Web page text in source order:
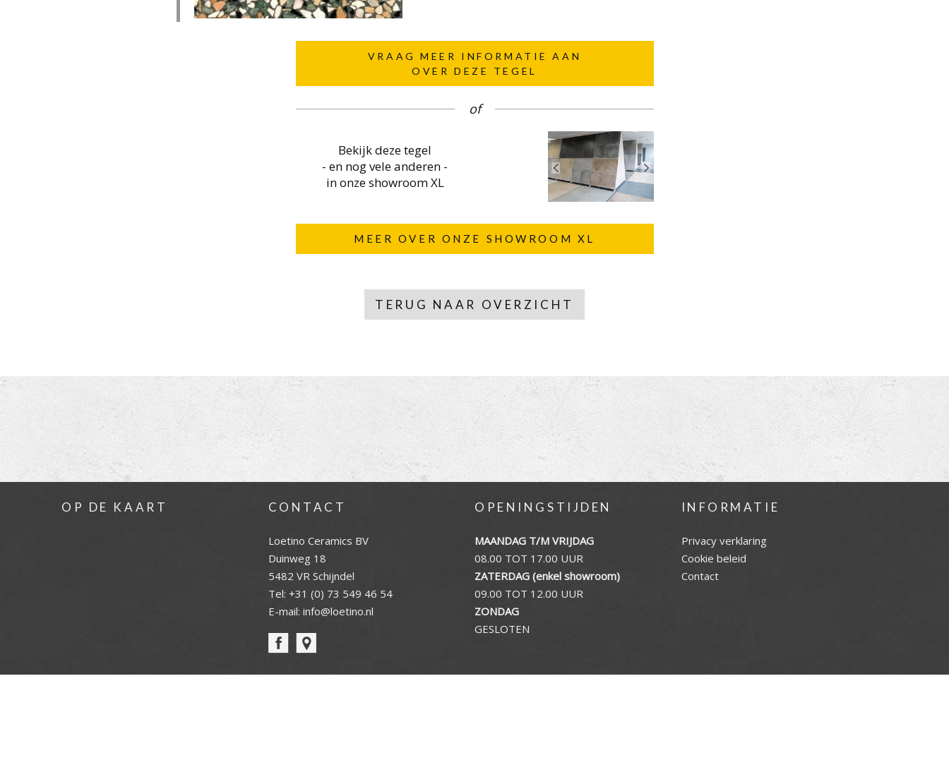
VRAAG MEER INFORMATIE AAN
OVER DEZE TEGEL
of
Bekijk deze tegel
- en nog vele anderen -
in onze showroom XL
MEER OVER ONZE SHOWROOM XL
TERUG NAAR OVERZICHT
OP DE KAART CONTACT
Loetino Ceramics BV
Duinweg 18
5482 VR Schijndel
Tel: +31 (0) 73 549 46 54
E-mail: info@loetino.nl
OPENINGSTIJDEN
MAANDAG T/M VRIJDAG
08.00 TOT 17.00 UUR
ZATERDAG (enkel showroom)
09.00 TOT 12.00 UUR
ZONDAG
GESLOTEN
INFORMATIE
Privacy verklaring
Cookie beleid
Contact